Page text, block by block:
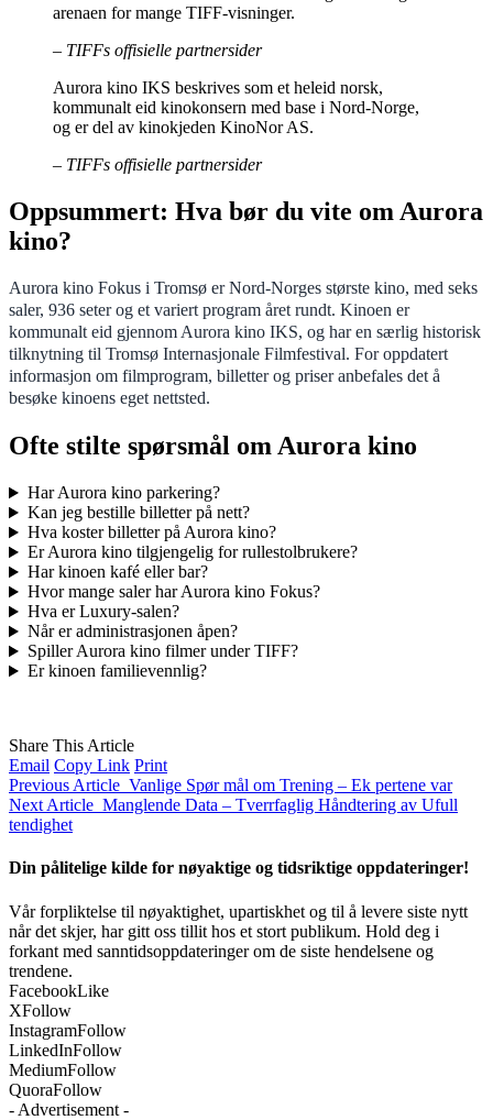
arenaen for mange TIFF-visninger.
– TIFFs offisielle partnersider
Aurora kino IKS beskrives som et heleid norsk,
kommunalt eid kinokonsern med base i Nord-Norge,
og er del av kinokjeden KinoNor AS.
– TIFFs offisielle partnersider
Oppsummert: Hva bør du vite om Aurora
kino?
Aurora kino Fokus i Tromsø er Nord-Norges største kino, med seks
saler, 936 seter og et variert program året rundt. Kinoen er
kommunalt eid gjennom Aurora kino IKS, og har en særlig historisk
tilknytning til Tromsø Internasjonale Filmfestival. For oppdatert
informasjon om filmprogram, billetter og priser anbefales det å
besøke kinoens eget nettsted.
Ofte stilte spørsmål om Aurora kino
Har Aurora kino parkering?
Kan jeg bestille billetter på nett?
Hva koster billetter på Aurora kino?
Er Aurora kino tilgjengelig for rullestolbrukere?
Har kinoen kafé eller bar?
Hvor mange saler har Aurora kino Fokus?
Hva er Luxury-salen?
Når er administrasjonen åpen?
Spiller Aurora kino filmer under TIFF?
Er kinoen familievennlig?
Share This Article
Email Copy Link Print
Previous Article Vanlige Spør mål om Trening – Ek pertene var
Next Article Manglende Data – Tverrfaglig Håndtering av Ufull
tendighet
Din pålitelige kilde for nøyaktige og tidsriktige oppdateringer!
Vår forpliktelse til nøyaktighet, upartiskhet og til å levere siste nytt
når det skjer, har gitt oss tillit hos et stort publikum. Hold deg i
forkant med sanntidsoppdateringer om de siste hendelsene og
trendene.
FacebookLike
XFollow
InstagramFollow
LinkedInFollow
MediumFollow
QuoraFollow
- Advertisement -